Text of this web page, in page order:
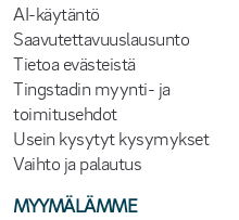
AI-käytäntö
Saavutettavuuslausunto
Tietoa evästeistä
Tingstadin myynti- ja
toimitusehdot
Usein kysytyt kysymykset
Vaihto ja palautus
MYYMÄLÄMME